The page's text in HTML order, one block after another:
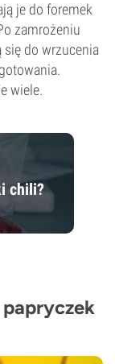
je do foremek
zamrożeniu
się do wrzucenia
wiele.
chili?